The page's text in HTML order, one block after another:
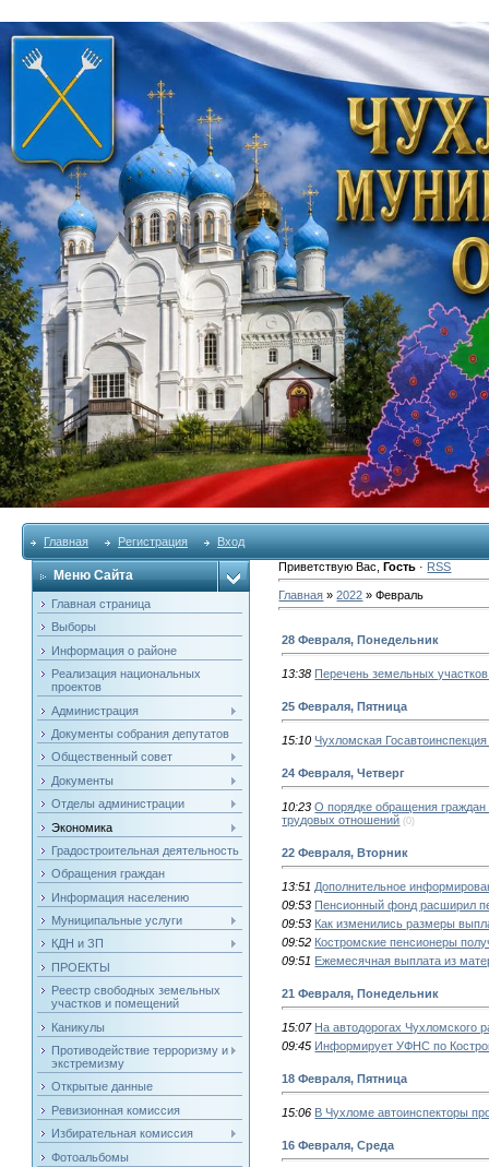
Главная Регистрация Вход
Меню Сайта
Главная страница
Выборы
Информация о районе
Реализация национальных
проектов
Администрация
Документы собрания депутатов
Общественный совет
Документы
Отделы администрации
Экономика
Градостроительная деятельность
Обращения граждан
Информация населению
Муниципальные услуги
КДН и ЗП
ПРОЕКТЫ
Реестр свободных земельных
участков и помещений
Каникулы
Противодействие терроризму и
экстремизму
Открытые данные
Ревизионная комиссия
Избирательная комиссия
Фотоальбомы
Приветствую Вас ,Гость · RSS
Главная »2022 » Февраль
28 Февраля, Понедельник
13:38 Перечень земельных
25 Февраля, Пятница
15:10 Чухломская
24 Февраля, Четверг
10:23 О порядке обращения
трудовых отношений (0)
22 Февраля, Вторник
13:51 Дополнительное
09:53 Пенсионный фонд расширил
09:53 Как изменились размеры
09:52 Костромские пенсионеры
09:51 Ежемесячная выплата из
21 Февраля, Понедельник
15:07 На автодорогах Чухломского
09:45 Информирует УФНС по
18 Февраля, Пятница
15:06 В Чухломе автоинспекторы
16 Февраля, Среда